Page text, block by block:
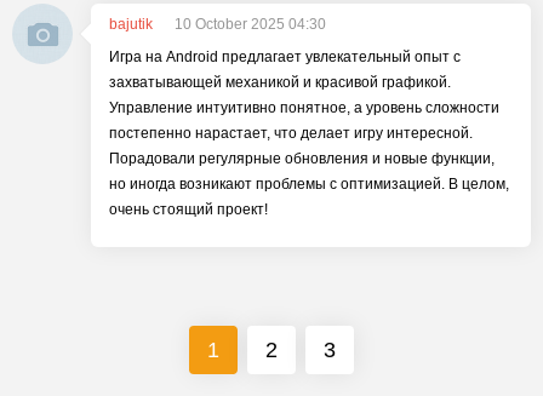
bajutik
10 October 2025 04:30
Игра на Android предлагает увлекательный опыт с
захватывающей механикой и красивой графикой.
Управление интуитивно понятное, а уровень сложности
постепенно нарастает, что делает игру интересной.
Порадовали регулярные обновления и новые функции,
но иногда возникают проблемы с оптимизацией. В целом,
очень стоящий проект!
1 2 3